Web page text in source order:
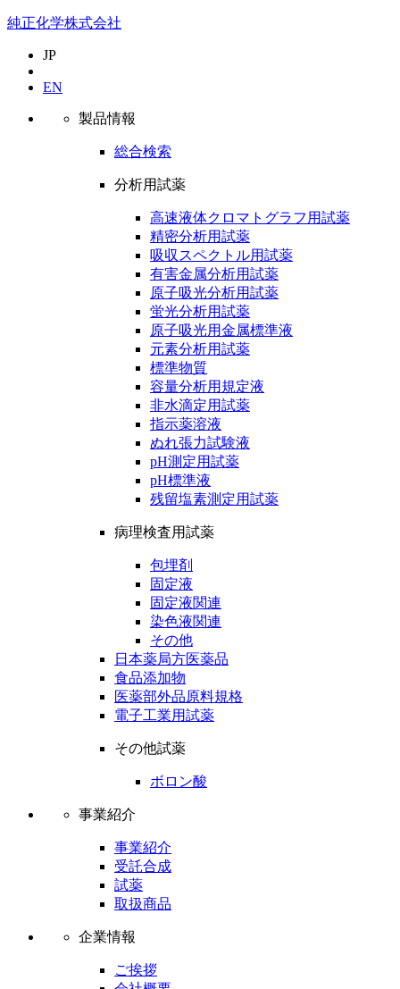
純正化学株式会社
JP
EN
製品情報
総合検索
分析用試薬
高速液体クロマトグラフ用試薬
精密分析用試薬
吸収スペクトル用試薬
有害金属分析用試薬
原子吸光分析用試薬
蛍光分析用試薬
原子吸光用金属標準液
元素分析用試薬
標準物質
容量分析用規定液
非水滴定用試薬
指示薬溶液
ぬれ張力試験液
pH測定用試薬
pH標準液
残留塩素測定用試薬
病理検査用試薬
包埋剤
固定液
固定液関連
染色液関連
その他
日本薬局方医薬品
食品添加物
医薬部外品原料規格
電子工業用試薬
その他試薬
ボロン酸
事業紹介
事業紹介
受託合成
試薬
取扱商品
企業情報
ご挨拶